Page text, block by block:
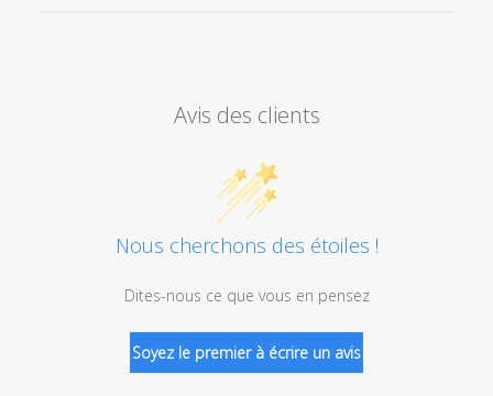
Avis des clients
Nous cherchons des étoiles !
Dites-nous ce que vous en pensez
Soyez le premier à écrire un avis